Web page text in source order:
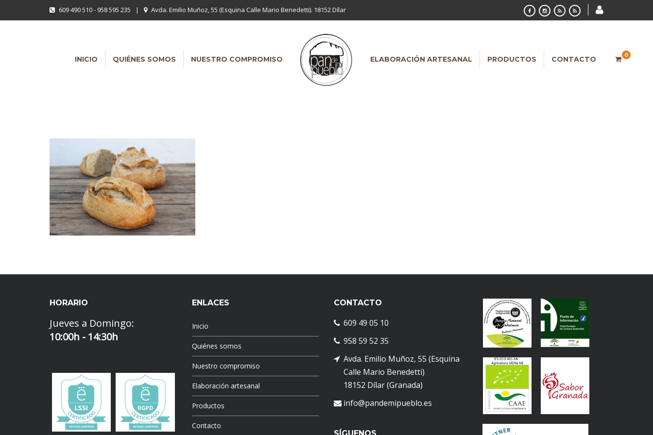
609 490 510 - 958 595 235 | Avda. Emilio Muñoz, 55 (Esquina Calle Mario Benedetti). 18152 Dílar
INICIO QUIÉNES SOMOS NUESTRO COMPROMISO ELABORACIÓN ARTESANAL PRODUCTOS CONTACTO 0
HORARIO
Jueves a Domingo:
10:00h - 14:30h
ENLACES
Inicio
Quiénes somos
Nuestro compromiso
Elaboración artesanal
Productos
Contacto
CONTACTO
609 49 05 10
958 59 52 35
Avda. Emilio Muñoz, 55 (Esquina
Calle Mario Benedetti)
18152 Dílar (Granada)
info@pandemipueblo.es